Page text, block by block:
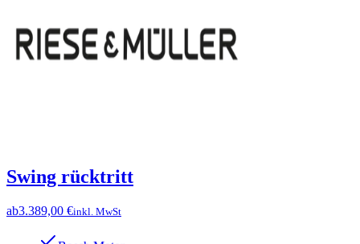
Swing rücktritt
ab3.389,00 €inkl. MwSt